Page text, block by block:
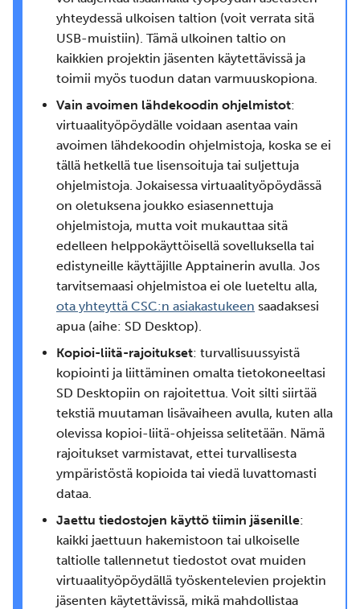
yhteydessä ulkoisen taltion (voit verrata sitä
USB-muistiin). Tämä ulkoinen taltio on
kaikkien projektin jäsenten käytettävissä ja
toimii myös tuodun datan varmuuskopiona.
Vain avoimen lähdekoodin ohjelmistot:
virtuaalityöpöydälle voidaan asentaa vain
avoimen lähdekoodin ohjelmistoja, koska se ei
tällä hetkellä tue lisensoituja tai suljettuja
ohjelmistoja. Jokaisessa virtuaalityöpöydässä
on oletuksena joukko esiasennettuja
ohjelmistoja, mutta voit mukauttaa sitä
edelleen helppokäyttöisellä sovelluksella tai
edistyneille käyttäjille Apptainerin avulla. Jos
tarvitsemaasi ohjelmistoa ei ole lueteltu alla,
ota yhteyttä CSC:n asiakastukeen saadaksesi
apua (aihe: SD Desktop).
Kopioi-liitä-rajoitukset: turvallisuussyistä
kopiointi ja liittäminen omalta tietokoneeltasi
SD Desktopiin on rajoitettua. Voit silti siirtää
tekstiä muutaman lisävaiheen avulla, kuten alla
olevissa kopioi-liitä-ohjeissa selitetään. Nämä
rajoitukset varmistavat, ettei turvallisesta
ympäristöstä kopioida tai viedä luvattomasti
dataa.
Jaettu tiedostojen käyttö tiimin jäsenille:
kaikki jaettuun hakemistoon tai ulkoiselle
taltiolle tallennetut tiedostot ovat muiden
virtuaalityöpöydällä työskentelevien projektin
jäsenten käytettävissä, mikä mahdollistaa